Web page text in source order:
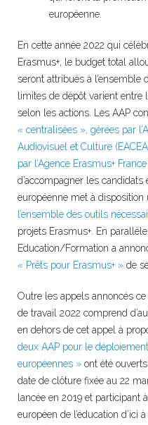
européenne.
En cette année 2022 qui
Erasmus+, le budget total
seront attribués à l’ensemble
limites de dépôt varient entre
selon les actions. Les AAP
« centralisées », gérées par
Audiovisuel et Culture
par l’Agence Erasmus+
d’accompagner les
européenne met à disposition
l’ensemble des outils
projets Erasmus+. En
Education/Formation a
« Prêts pour Erasmus+ » de
Outre les appels annoncés
de travail 2022 comprend
en dehors de cet appel à
deux AAP pour le
européennes » ont été
date de clôture fixée au 22
lancée en 2019 et participant
européen de l’éducation d’ici